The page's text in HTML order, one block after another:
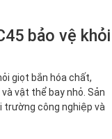
bảo vệ khỏi
giọt bắn hóa chất,
vật thể bay nhỏ. Sản
trường công nghiệp và